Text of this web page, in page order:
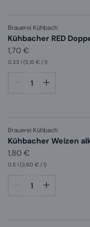
Brauerei Kühbach
Kühbacher RED
1,70 €
0.33 l (5,15 € / l)
Brauerei Kühbach
Kühbacher Weizen
1,80 €
0.5 l (3,60 € / l)